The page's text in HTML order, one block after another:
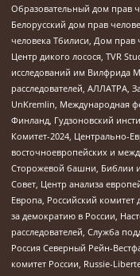
Образовательный дом прав
Белорусский дом прав
человека Тбилиси, Дом прав
Центр дикого лосося, TVR
исследований им Вилфрида
расследователей, АЛЛАТРА,
UnKremlin, Международная
Финланд, Гудзоновский
Комитет-2024, Центрально-
восточноевропейских и
Сторожевой башни, Библии и
Совет, Центр анализа
Европа, Российский
за демократию в России,
расследователей, Служба
Россия Северный Рейн-
комитет России, Russie-